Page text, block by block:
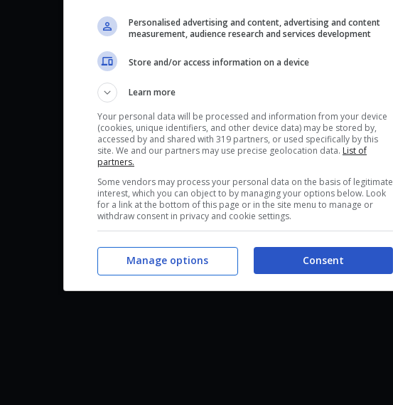
Personalised advertising and content, advertising and content
measurement, audience research and services development
Store and/or access information on a device
Learn more
Your personal data will be processed and information from your device
(cookies, unique identifiers, and other device data) may be stored by,
accessed by and shared with 319 partners, or used specifically by this
site. We and our partners may use precise geolocation data. List of
partners.
Some vendors may process your personal data on the basis of legitimate
interest, which you can object to by managing your options below. Look
for a link at the bottom of this page or in the site menu to manage or
withdraw consent in privacy and cookie settings.
Consent
Manage options